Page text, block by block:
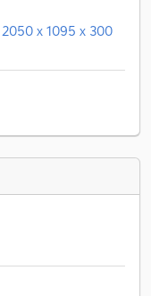
x 1095 x 300